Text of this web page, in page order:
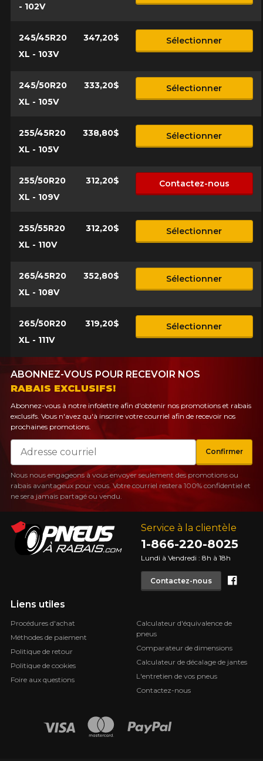
- 102V
245/45R20
XL - 103V
347,20$ Sélectionner
245/50R20
XL - 105V
333,20$ Sélectionner
255/45R20
XL - 105V
338,80$ Sélectionner
255/50R20
XL - 109V
312,20$ Contactez-nous
255/55R20
XL - 110V
312,20$ Sélectionner
265/45R20
XL - 108V
352,80$ Sélectionner
265/50R20
XL - 111V
319,20$ Sélectionner
Service à la clientèle
1-866-220-8025
Lundi à Vendredi : 8h à 18h
Contactez-nous
Liens utiles
Procédures d'achat
Méthodes de paiement
Politique de retour
Politique de cookies
Foire aux questions
Calculateur d'équivalence de
pneus
Comparateur de dimensions
Calculateur de décalage de jantes
L'entretien de vos pneus
Contactez-nous
ABONNEZ-VOUS POUR RECEVOIR NOS
RABAIS EXCLUSIFS!
Abonnez-vous à notre infolettre afin d'obtenir nos promotions et rabais
exclusifs. Vous n'avez qu'à inscrire votre courriel afin de recevoir nos
prochaines promotions.
Courriel
Confirmer
Nous nous engageons à vous envoyer seulement des promotions ou
rabais avantageux pour vous. Votre courriel restera 100% confidentiel et
ne sera jamais partagé ou vendu.